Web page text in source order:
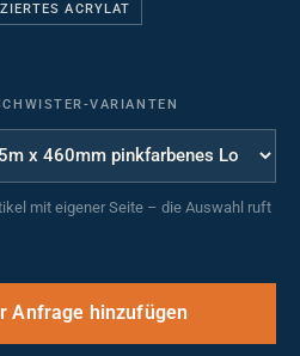
ACRYLAT
VARIANTEN
mit eigener Seite – die Auswahl ruft